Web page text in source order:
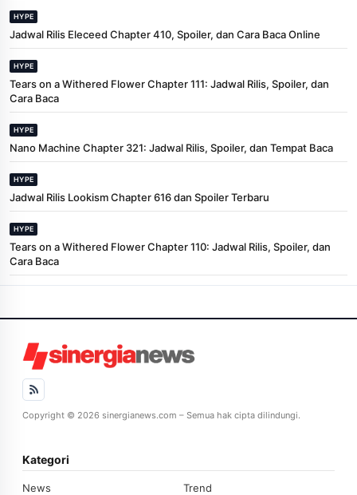
HYPE
Jadwal Rilis Eleceed Chapter 410, Spoiler, dan Cara Baca Online
HYPE
Tears on a Withered Flower Chapter 111: Jadwal Rilis, Spoiler, dan
Cara Baca
HYPE
Nano Machine Chapter 321: Jadwal Rilis, Spoiler, dan Tempat Baca
HYPE
Jadwal Rilis Lookism Chapter 616 dan Spoiler Terbaru
HYPE
Tears on a Withered Flower Chapter 110: Jadwal Rilis, Spoiler, dan
Cara Baca
Copyright © 2026 sinergianews.com – Semua hak cipta dilindungi.
Kategori
News Trend